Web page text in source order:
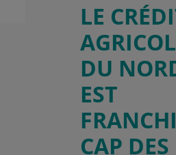
LE
DU
EST
CAP